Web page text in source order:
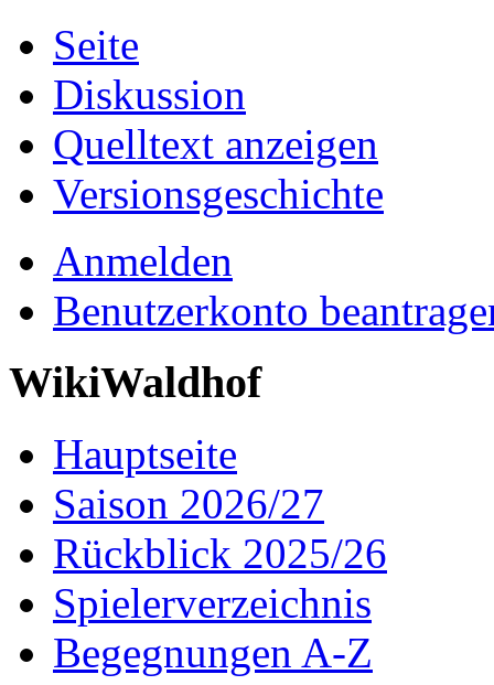
Seite
Diskussion
Quelltext anzeigen
Versionsgeschichte
Anmelden
Benutzerkonto
WikiWaldhof
Hauptseite
Saison 2026/27
Rückblick 2025/26
Spielerverzeichnis
Begegnungen A-Z